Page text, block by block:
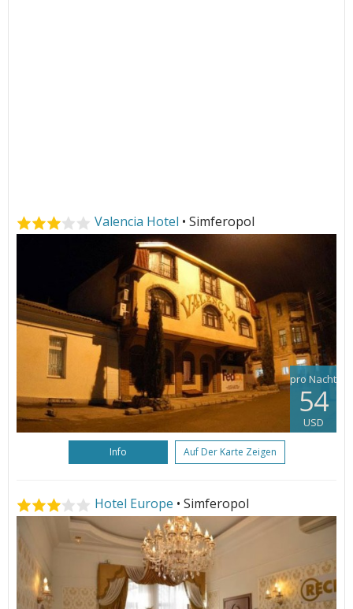
Valencia Hotel • Simferopol
pro Nacht
54
USD
Info Auf Der Karte Zeigen
Hotel Europe • Simferopol